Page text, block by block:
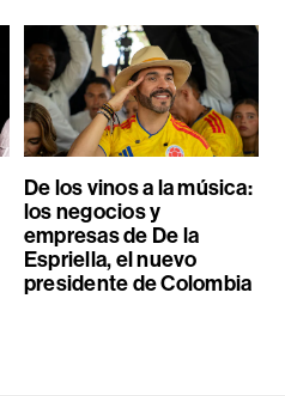
De los vinos a la música:
los negocios y
empresas de De la
Espriella, el nuevo
presidente de Colombia